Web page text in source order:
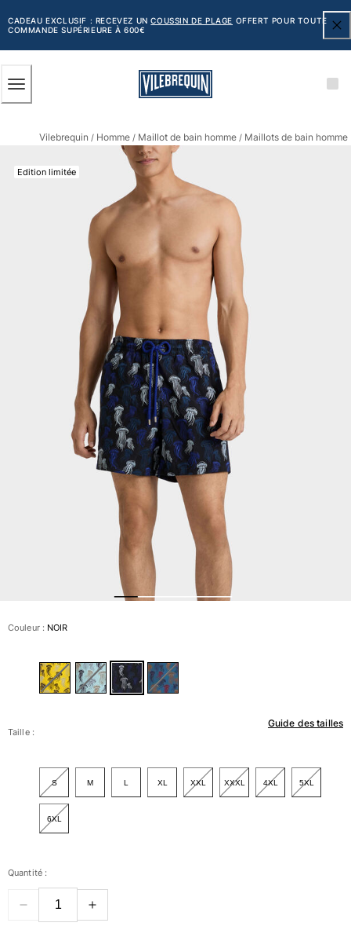
AU
CONTENU
PRINCIPAL
CADEAU EXCLUSIF : RECEVEZ UNCOUSSIN DE PLAGE OFFERT POUR TOUTE
COMMANDE SUPÉRIEURE À 600€
Tous les articles
Maillots de bain
Short de bain
Classique
Classique stretch
Classique ultra-léger
Brodés Edition Numérotée
Ceinture plate
Le Court
Le Long
T-shirts Anti UV
Slips de bain
Le Magique
Tous les articles
Prêt-à-porter
Bermudas et Shorts
Pulls et Cardigans
Vestes et Manteaux
Grandes tailles
Tous les articles
Maillots de bain
Bas
T-shirts Anti UV
Tous les articles
Vilebrequin / Homme / Maillot de bain homme / Maillots de bain
Edition limitée
Couleur : NOIR
Guide des tailles
Taille :
S M L XL XXL XXXL 4XL 5XL
6XL
Quantité :